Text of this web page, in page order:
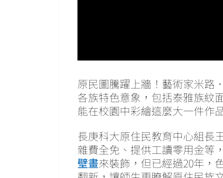
原民圖騰躍上牆！藝術家米路
各族特色意象，包括泰雅族紋
能在校園中彩繪這麼大一件作
長庚科大原住民教育中心組長
雜費全免、提供工讀零用金等
壁畫來裝飾，但已經過20年，